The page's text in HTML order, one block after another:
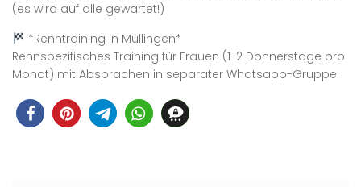
(es wird auf alle gewartet!)
*Renntraining in Müllingen*
Rennspezifisches Training für Frauen (1-2 Donnerstage pro
Monat) mit Absprachen in separater Whatsapp-Gruppe